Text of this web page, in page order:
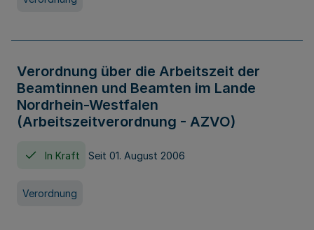
Verordnung über die Arbeitszeit der
Beamtinnen und Beamten im Lande
Nordrhein-Westfalen
(Arbeitszeitverordnung - AZVO)
In Kraft Seit 01. August 2006
Verordnung